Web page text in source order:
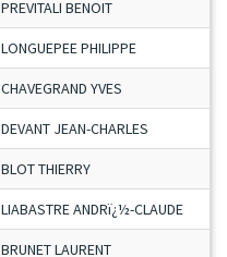
PREVITALI BENOIT
LONGUEPEE PHILIPPE
CHAVEGRAND YVES
DEVANT JEAN-CHARLES
BLOT THIERRY
LIABASTRE ANDRï¿½-CLAUDE
BRUNET LAURENT